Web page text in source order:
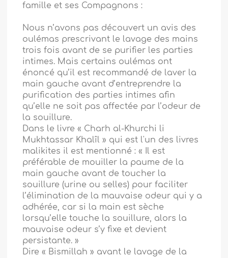
famille et ses Compagnons :
Nous n’avons pas découvert un avis des
oulémas prescrivant le lavage des mains
trois fois avant de se purifier les parties
intimes. Mais certains oulémas ont
énoncé qu’il est recommandé de laver la
main gauche avant d’entreprendre la
purification des parties intimes afin
qu’elle ne soit pas affectée par l’odeur de
la souillure.
Dans le livre « Charh al-Khurchi li
Mukhtassar Khalîl » qui est l'un des livres
malikites il est mentionné : « Il est
préférable de mouiller la paume de la
main gauche avant de toucher la
souillure (urine ou selles) pour faciliter
l’élimination de la mauvaise odeur qui y a
adhérée, car si la main est sèche
lorsqu’elle touche la souillure, alors la
mauvaise odeur s’y fixe et devient
persistante. »
Dire « Bismillah » avant le lavage de la